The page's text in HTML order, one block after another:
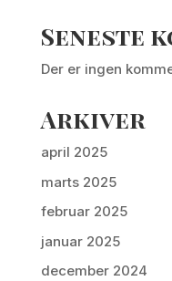
Seneste
Der er ingen
Arkiver
april 2025
marts 2025
februar 2025
januar 2025
december 2024